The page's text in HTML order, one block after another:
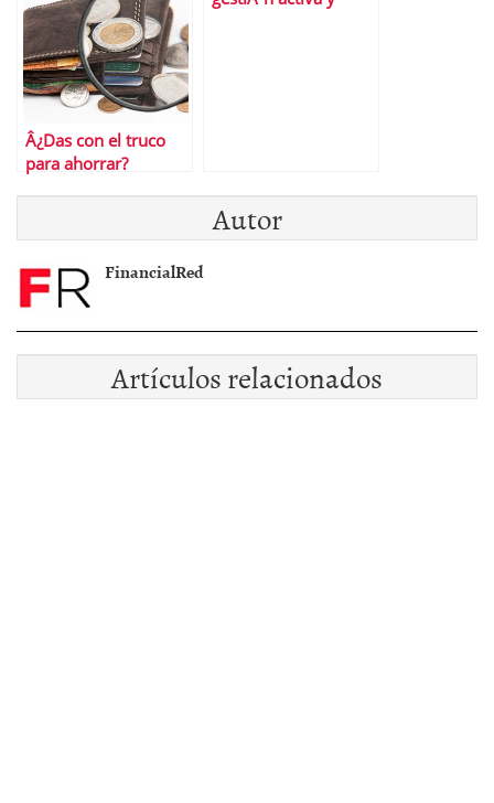
Â¿Das con el truco
para ahorrar?
Autor
FinancialRed
Artículos relacionados